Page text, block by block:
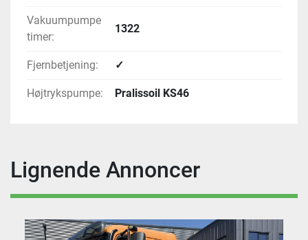
Vakuumpumpe
timer:
1322
Fjernbetjening: ✓
Højtrykspumpe: Pralissoil KS46
Lignende Annoncer